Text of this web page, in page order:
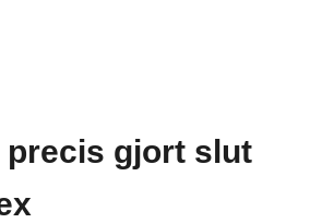
precis gjort slut